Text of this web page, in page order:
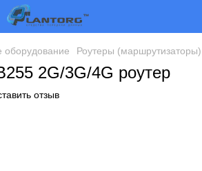
оборудование Роутеры (маршрутизаторы)
2G/3G/4G роутер
отзыв